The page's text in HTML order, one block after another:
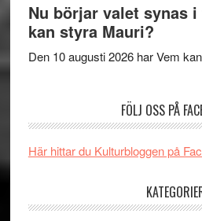
Nu börjar valet synas i
kan styra Mauri?
Den 10 augusti 2026 har Vem
FÖLJ OSS PÅ
Här hittar du Kulturbloggen på